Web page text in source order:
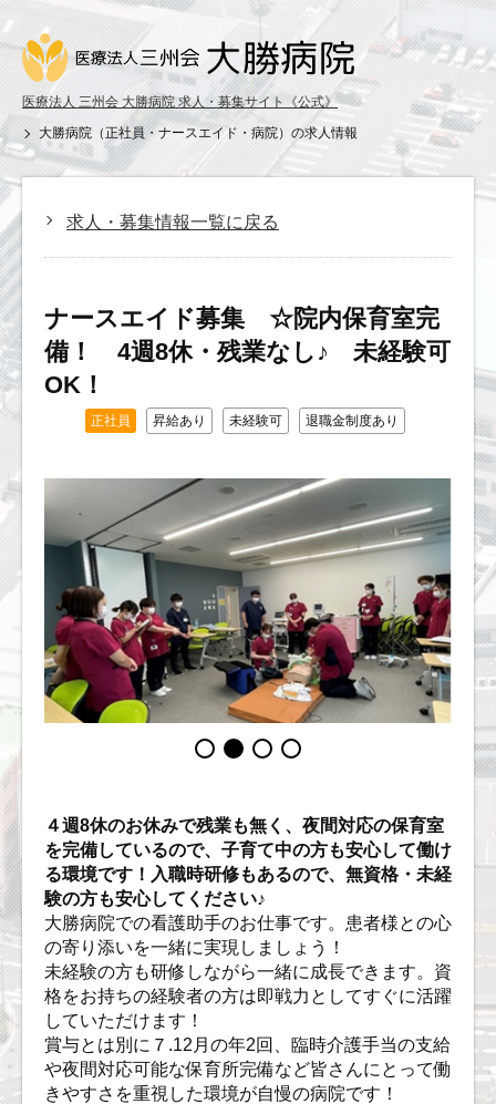
医療法人 三州会 大勝病院 求人・募集サイト《公式》
大勝病院（正社員・ナースエイド・病院）の求人情報
求人・募集情報一覧に戻る
ナースエイド募集 ☆院内保育室完
備！ 4週8休・残業なし♪ 未経験可
OK！
正社員 昇給あり 未経験可 退職金制度あり
４週8休のお休みで残業も無く、夜間対応の保育室
を完備しているので、子育て中の方も安心して働け
る環境です！入職時研修もあるので、無資格・未経
験の方も安心してください♪
大勝病院での看護助手のお仕事です。患者様との心
の寄り添いを一緒に実現しましょう！
未経験の方も研修しながら一緒に成長できます。資
格をお持ちの経験者の方は即戦力としてすぐに活躍
していただけます！
賞与とは別に７.12月の年2回、臨時介護手当の支給
や夜間対応可能な保育所完備など皆さんにとって働
きやすさを重視した環境が自慢の病院です！